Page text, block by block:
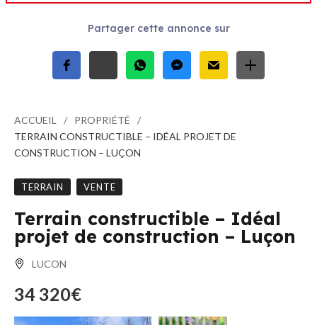
Partager cette annonce sur
ACCUEIL
PROPRIÉTÉ
TERRAIN CONSTRUCTIBLE – IDÉAL PROJET DE
CONSTRUCTION – LUÇON
TERRAIN VENTE
Terrain constructible – Idéal
projet de construction – Luçon
LUCON
34 320€